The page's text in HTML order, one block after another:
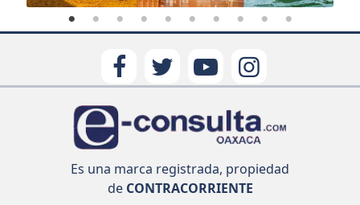
Es una marca registrada, propiedad
deCONTRACORRIENTE